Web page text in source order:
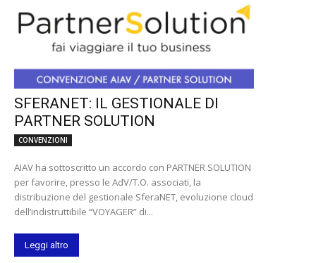
SFERANET: IL GESTIONALE DI
PARTNER SOLUTION
CONVENZIONI
AIAV ha sottoscritto un accordo con PARTNER SOLUTION
per favorire, presso le AdV/T.O. associati, la
distribuzione del gestionale SferaNET, evoluzione cloud
dell’indistruttibile “VOYAGER” di...
Leggi altro